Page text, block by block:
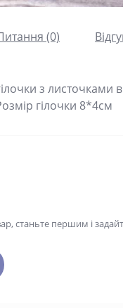
(0)
з листочками
гілочки 8*4см
станьте першим і